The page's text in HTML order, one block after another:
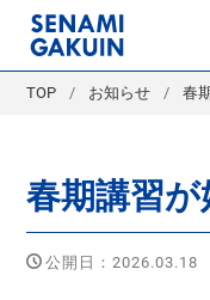
セナ
TOP お知らせ 春
春期講習が
公開日：2026.03.18